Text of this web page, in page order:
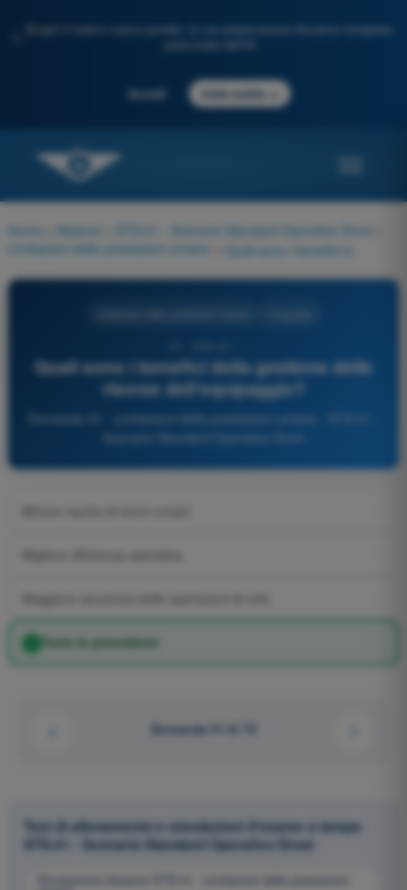
Scopri il nostro nuovo portale: la tua preparazione d'esame completa,
Accedi Inizia subito
Home Materie STS-01 - Scenario Standard Operativo Droni
Limitazioni delle prestazioni umane
Quali sono i benefici della gestione delle
risorse dell'equipaggio?
Maggiore sicurezza delle operazioni di volo
Tutte le precedenti
Domanda 31 di 75
Test di allenamento e simulazioni d'esame a tempo
STS-01 - Scenario Standard Operativo Droni
Simulazione d'esame STS-01 - Limitazioni delle prestazioni